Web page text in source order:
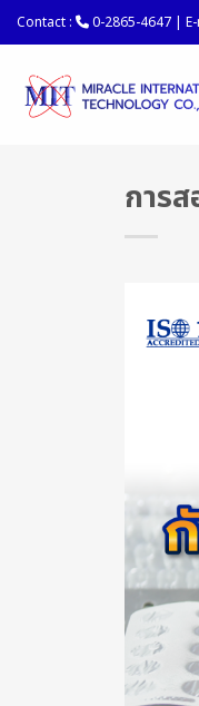
Skip
to
content
Contact : 0-2865-4647 |
การ